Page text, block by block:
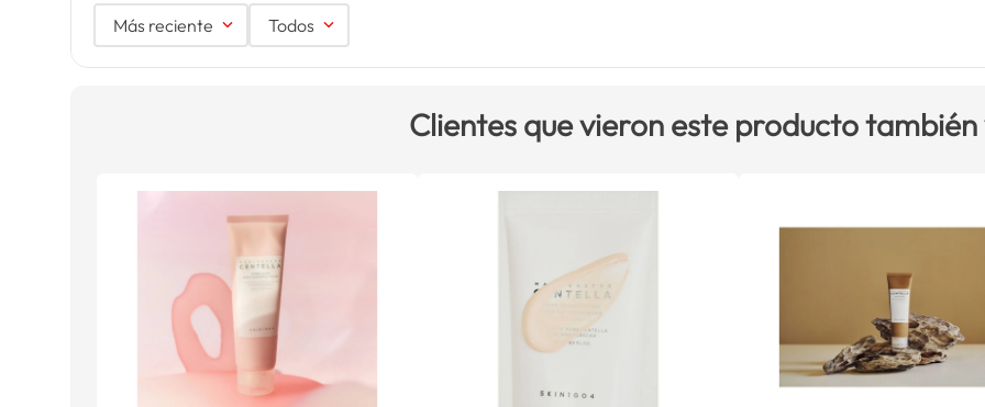
Más reciente Todos
Clientes que vieron este producto